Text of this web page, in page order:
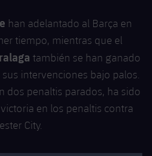
han adelantado al Barça en
tiempo, mientras que el
también se han ganado
intervenciones bajo palos.
dos penaltis parados, ha sido
en los penaltis contra
City.